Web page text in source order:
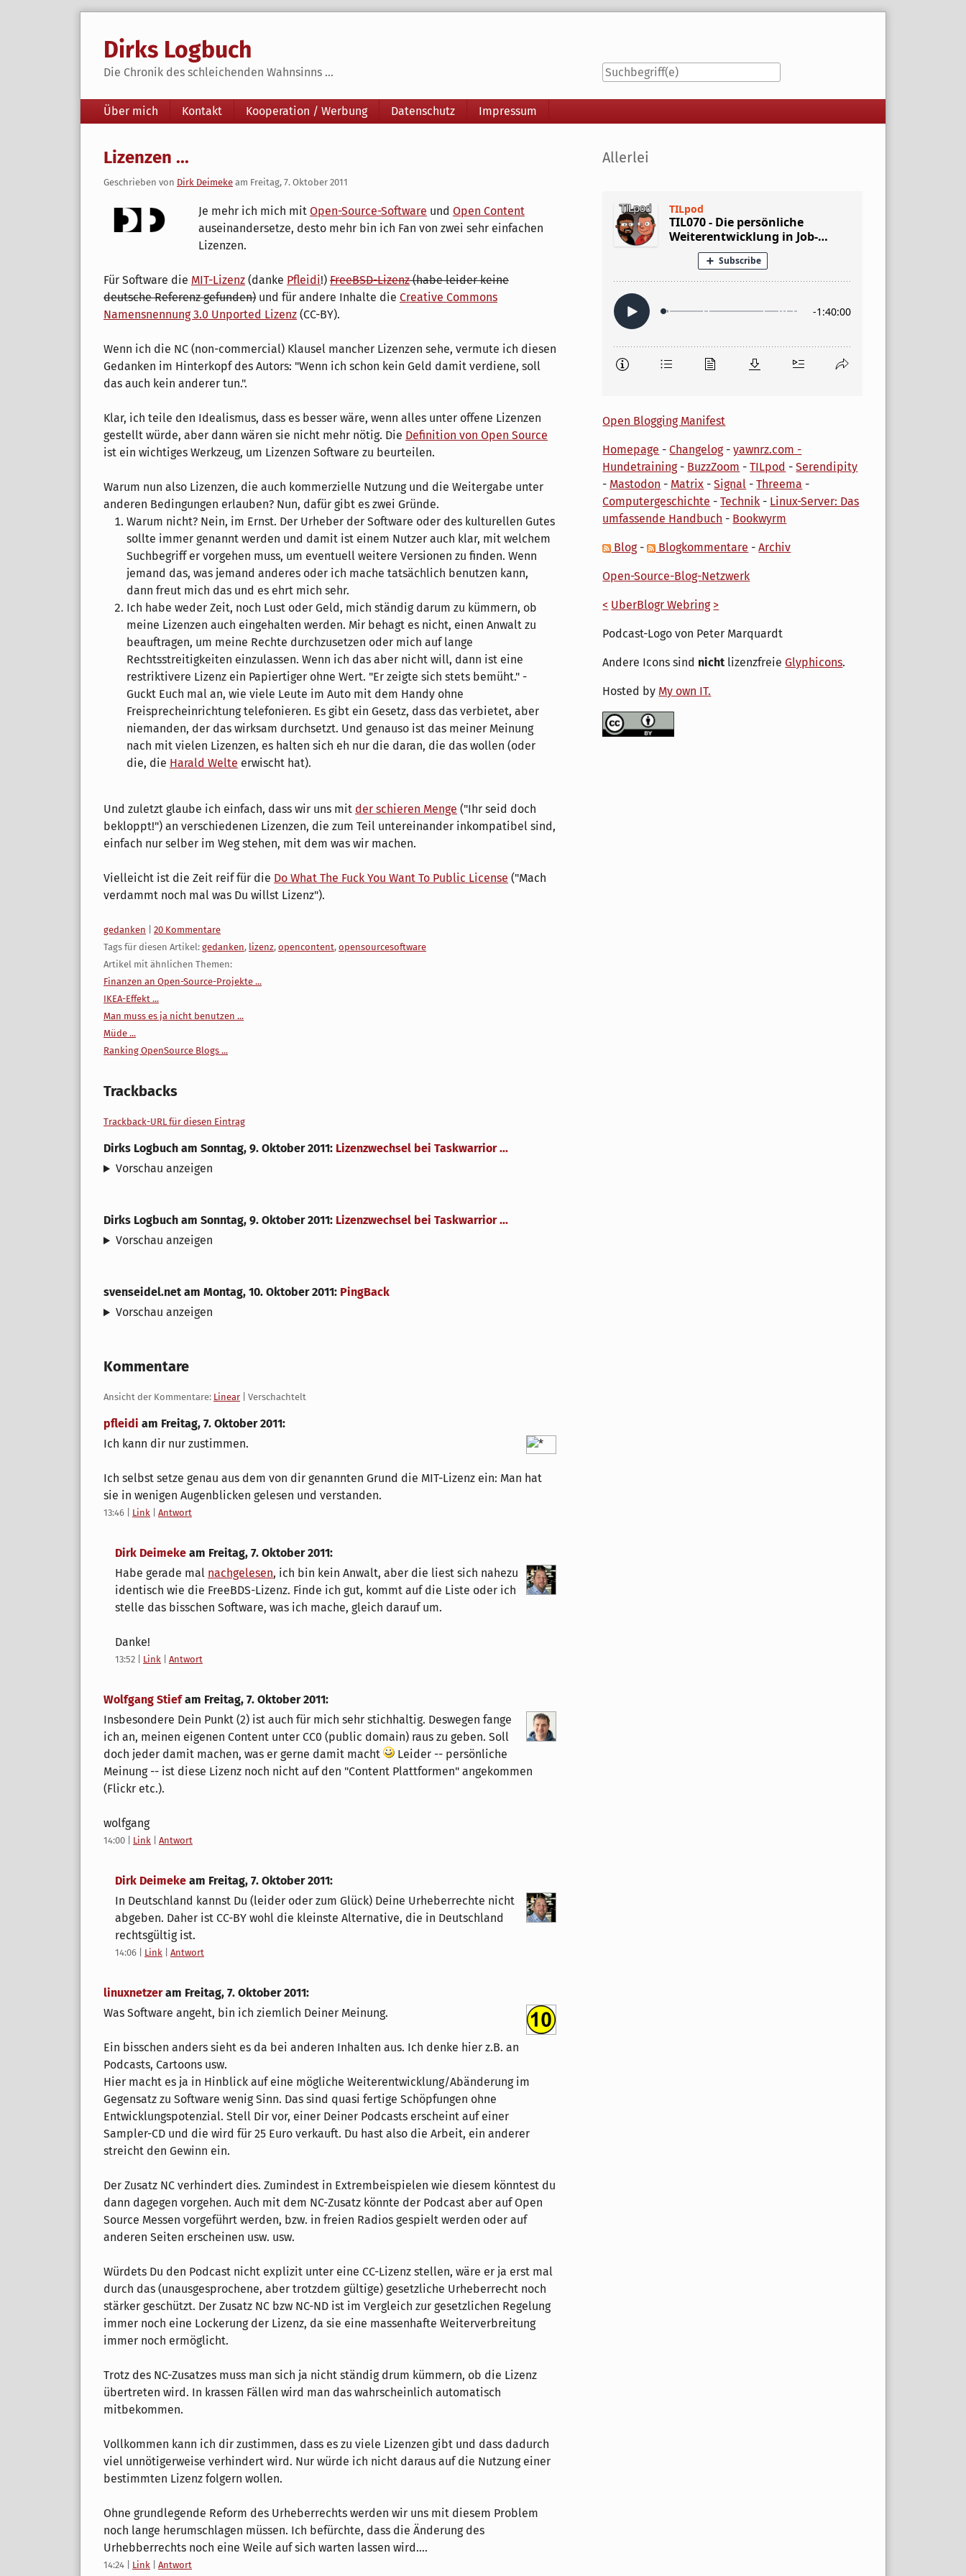
Dirks Logbuch
Die Chronik des schleichenden Wahnsinns ...
Navigation
Über mich Kontakt Kooperation / Werbung Datenschutz Impressum
Lizenzen ...
Geschrieben von Dirk Deimeke am Freitag, 7. Oktober 2011
Je mehr ich mich mit Open-Source-Software und Open Content
auseinandersetze, desto mehr bin ich Fan von zwei sehr einfachen
Lizenzen.
Für Software die MIT-Lizenz (danke Pfleidi!) FreeBSD-Lizenz(habe leider keine
deutsche Referenz gefunden) und für andere Inhalte die Creative Commons
Namensnennung 3.0 Unported Lizenz (CC-BY).
Wenn ich die NC (non-commercial) Klausel mancher Lizenzen sehe, vermute ich diesen
Gedanken im Hinterkopf des Autors: "Wenn ich schon kein Geld damit verdiene, soll
das auch kein anderer tun.".
Klar, ich teile den Idealismus, dass es besser wäre, wenn alles unter offene Lizenzen
gestellt würde, aber dann wären sie nicht mehr nötig. Die Definition von Open Source
ist ein wichtiges Werkzeug, um Lizenzen Software zu beurteilen.
Warum nun also Lizenzen, die auch kommerzielle Nutzung und die Weitergabe unter
anderen Bedingungen erlauben? Nun, dafür gibt es zwei Gründe.
Warum nicht? Nein, im Ernst. Der Urheber der Software oder des kulturellen Gutes
sollte immer genannt werden und damit ist einem Nutzer auch klar, mit welchem
Suchbegriff er vorgehen muss, um eventuell weitere Versionen zu finden. Wenn
jemand das, was jemand anderes oder ich mache tatsächlich benutzen kann,
dann freut mich das und es ehrt mich sehr.
Ich habe weder Zeit, noch Lust oder Geld, mich ständig darum zu kümmern, ob
meine Lizenzen auch eingehalten werden. Mir behagt es nicht, einen Anwalt zu
beauftragen, um meine Rechte durchzusetzen oder mich auf lange
Rechtsstreitigkeiten einzulassen. Wenn ich das aber nicht will, dann ist eine
restriktivere Lizenz ein Papiertiger ohne Wert. "Er zeigte sich stets bemüht." -
Guckt Euch mal an, wie viele Leute im Auto mit dem Handy ohne
Freisprecheinrichtung telefonieren. Es gibt ein Gesetz, dass das verbietet, aber
niemanden, der das wirksam durchsetzt. Und genauso ist das meiner Meinung
nach mit vielen Lizenzen, es halten sich eh nur die daran, die das wollen (oder
die, die Harald Welte erwischt hat).
Und zuletzt glaube ich einfach, dass wir uns mit der schieren Menge ("Ihr seid doch
bekloppt!") an verschiedenen Lizenzen, die zum Teil untereinander inkompatibel sind,
einfach nur selber im Weg stehen, mit dem was wir machen.
Vielleicht ist die Zeit reif für die Do What The Fuck You Want To Public License ("Mach
verdammt noch mal was Du willst Lizenz").
Kategorien:
gedanken
20 Kommentare
Tags für diesen Artikel: gedanken, lizenz, opencontent, opensourcesoftware
Artikel mit ähnlichen Themen:
Finanzen an Open-Source-Projekte ...
IKEA-Effekt ...
Man muss es ja nicht benutzen ...
Müde ...
Ranking OpenSource Blogs ...
Trackbacks
Trackback-URL für diesen Eintrag
Dirks Logbuch am Sonntag, 9. Oktober 2011: Lizenzwechsel bei Taskwarrior ...
Vorschau anzeigen
Dirks Logbuch am Sonntag, 9. Oktober 2011: Lizenzwechsel bei Taskwarrior ...
Vorschau anzeigen
svenseidel.net am Montag, 10. Oktober 2011: PingBack
Vorschau anzeigen
Kommentare
Ansicht der Kommentare: Linear | Verschachtelt
pfleidi am Freitag, 7. Oktober 2011:
Ich kann dir nur zustimmen.
Ich selbst setze genau aus dem von dir genannten Grund die MIT-Lizenz ein: Man hat
sie in wenigen Augenblicken gelesen und verstanden.
13:46 Link Antwort
Dirk Deimeke am Freitag, 7. Oktober 2011:
Habe gerade mal nachgelesen, ich bin kein Anwalt, aber die liest sich nahezu
identisch wie die FreeBDS-Lizenz. Finde ich gut, kommt auf die Liste oder ich
stelle das bisschen Software, was ich mache, gleich darauf um.
Danke!
13:52 Link Antwort
Wolfgang Stiefam Freitag, 7. Oktober 2011:
Insbesondere Dein Punkt (2) ist auch für mich sehr stichhaltig. Deswegen fange
ich an, meinen eigenen Content unter CC0 (public domain) raus zu geben. Soll
doch jeder damit machen, was er gerne damit macht
Leider -- persönliche
Meinung -- ist diese Lizenz noch nicht auf den "Content Plattformen" angekommen
(Flickr etc.).
wolfgang
14:00 Link Antwort
Dirk Deimeke am Freitag, 7. Oktober 2011:
In Deutschland kannst Du (leider oder zum Glück) Deine Urheberrechte nicht
abgeben. Daher ist CC-BY wohl die kleinste Alternative, die in Deutschland
rechtsgültig ist.
14:06 Link Antwort
linuxnetzeram Freitag, 7. Oktober 2011:
Was Software angeht, bin ich ziemlich Deiner Meinung.
Ein bisschen anders sieht es da bei anderen Inhalten aus. Ich denke hier z.B. an
Podcasts, Cartoons usw.
Hier macht es ja in Hinblick auf eine mögliche Weiterentwicklung/Abänderung im
Gegensatz zu Software wenig Sinn. Das sind quasi fertige Schöpfungen ohne
Entwicklungspotenzial. Stell Dir vor, einer Deiner Podcasts erscheint auf einer
Sampler-CD und die wird für 25 Euro verkauft. Du hast also die Arbeit, ein anderer
streicht den Gewinn ein.
Der Zusatz NC verhindert dies. Zumindest in Extrembeispielen wie diesem könntest du
dann dagegen vorgehen. Auch mit dem NC-Zusatz könnte der Podcast aber auf Open
Source Messen vorgeführt werden, bzw. in freien Radios gespielt werden oder auf
anderen Seiten erscheinen usw. usw.
Würdets Du den Podcast nicht explizit unter eine CC-Lizenz stellen, wäre er ja erst mal
durch das (unausgesprochene, aber trotzdem gültige) gesetzliche Urheberrecht noch
stärker geschützt. Der Zusatz NC bzw NC-ND ist im Vergleich zur gesetzlichen Regelung
immer noch eine Lockerung der Lizenz, da sie eine massenhafte Weiterverbreitung
immer noch ermöglicht.
Trotz des NC-Zusatzes muss man sich ja nicht ständig drum kümmern, ob die Lizenz
übertreten wird. In krassen Fällen wird man das wahrscheinlich automatisch
mitbekommen.
Vollkommen kann ich dir zustimmen, dass es zu viele Lizenzen gibt und dass dadurch
viel unnötigerweise verhindert wird. Nur würde ich nicht daraus auf die Nutzung einer
bestimmten Lizenz folgern wollen.
Ohne grundlegende Reform des Urheberrechts werden wir uns mit diesem Problem
noch lange herumschlagen müssen. Ich befürchte, dass die Änderung des
Urhebberrechts noch eine Weile auf sich warten lassen wird....
14:24 Link Antwort
Seitenleiste
Allerlei
Open Blogging Manifest
Homepage -Changelog-yawnrz.com -
Hundetraining- BuzzZoom -TILpod -Serendipity
- Mastodon - Matrix -Signal -Threema -
Computergeschichte -Technik - Linux-Server: Das
umfassende Handbuch - Bookwyrm
Blog- Blogkommentare -Archiv
Open-Source-Blog-Netzwerk
< UberBlogr Webring >
Podcast-Logo von Peter Marquardt
Andere Icons sind nicht lizenzfreieGlyphicons.
Hosted by My own IT.